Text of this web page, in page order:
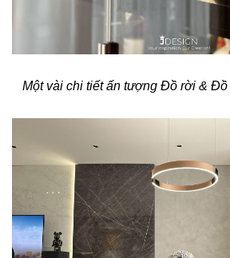
Một vài chi tiết ấn tượng Đồ rời &